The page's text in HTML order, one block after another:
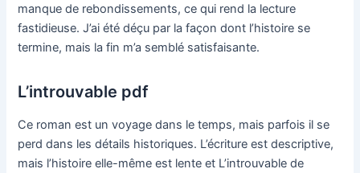
manque de rebondissements, ce qui rend la lecture
fastidieuse. J’ai été déçu par la façon dont l’histoire se
termine, mais la fin m’a semblé satisfaisante.
L’introuvable pdf
Ce roman est un voyage dans le temps, mais parfois il se
perd dans les détails historiques. L’écriture est descriptive,
mais l’histoire elle-même est lente et L’introuvable de